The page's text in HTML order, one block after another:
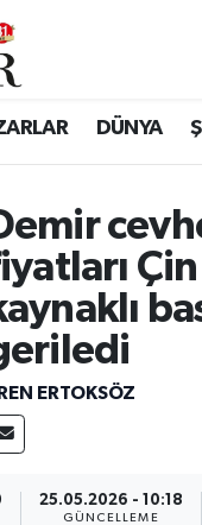
DÜNYA
Çin
ERTOKSÖZ
25.05.2026 - 10:18
GÜNCELLEME
Durumu ve Fikstür
Haberleri